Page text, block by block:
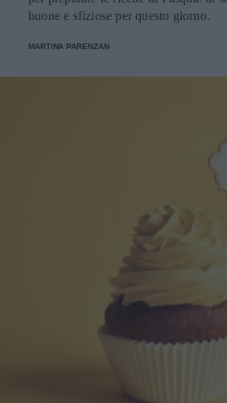
buone e sfiziose per questo giorno.
MARTINA PARENZAN